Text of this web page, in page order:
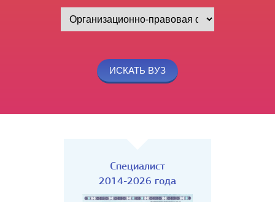
Специалист
2014-2026 года